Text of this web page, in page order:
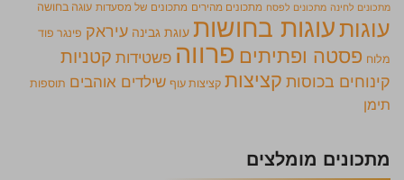
מתכונים לחינה מתכונים לפסח מתכונים מהירים מתכונים של מסעדות עוגה בחושה
עוגותעוגות בחושות עוגת גבינה עיראק פינגר פוד
מלוח פסטה ופתיתים פרווה פשטידות קטניות
קינוחים בכוסות קציצות קציצות עוף שילדים אוהבים תוספות
תימן
מתכונים מומלצים